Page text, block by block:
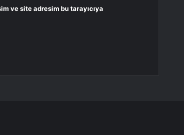
ve site adresim bu tarayıcıya